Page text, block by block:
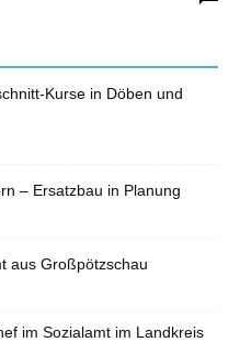
Kurse in Döben und
– Ersatzbau in Planung
aus Großpötzschau
im Sozialamt im Landkreis